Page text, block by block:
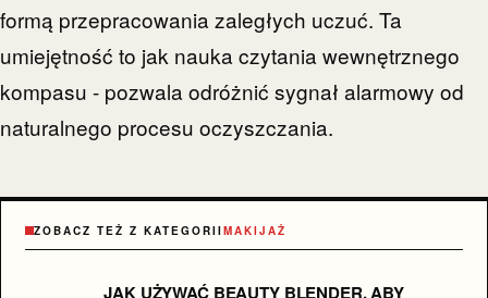
formą przepracowania zaległych uczuć. Ta
umiejętność to jak nauka czytania wewnętrznego
kompasu - pozwala odróżnić sygnał alarmowy od
naturalnego procesu oczyszczania.
ZOBACZ TEŻ Z KATEGORIIMAKIJAŻ
JAK UŻYWAĆ BEAUTY BLENDER, ABY